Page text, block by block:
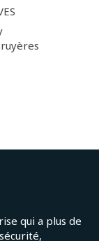
qui a plus de